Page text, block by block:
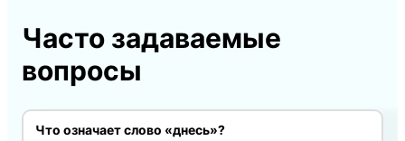
Часто задаваемые
вопросы
Что означает слово «днесь»?